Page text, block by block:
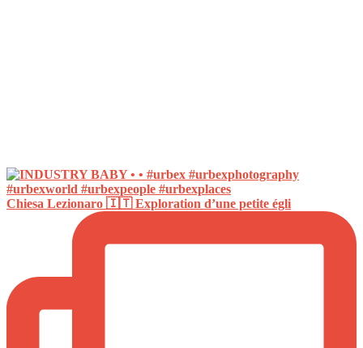
Chiesa Lezionaro 🇮🇹 Exploration d’une petite égli